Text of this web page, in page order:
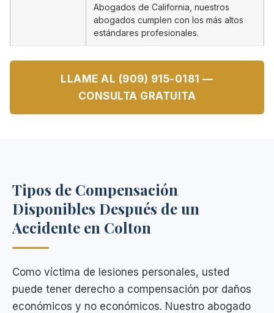
Abogados de California, nuestros
abogados cumplen con los más altos
estándares profesionales.
LLAME AL (909) 915-0181 —
CONSULTA GRATUITA
Tipos de Compensación
Disponibles Después de un
Accidente en Colton
Como víctima de lesiones personales, usted
puede tener derecho a compensación por daños
económicos y no económicos. Nuestro abogado